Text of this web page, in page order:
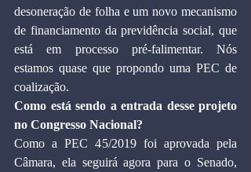
desoneração de folha e um novo mecanismo
de financiamento da previdência social, que
está em processo pré-falimentar. Nós
estamos quase que propondo uma PEC de
coalização.
Como está sendo a entrada desse projeto
no Congresso Nacional?
Como a PEC 45/2019 foi aprovada pela
Câmara, ela seguirá agora para o Senado,